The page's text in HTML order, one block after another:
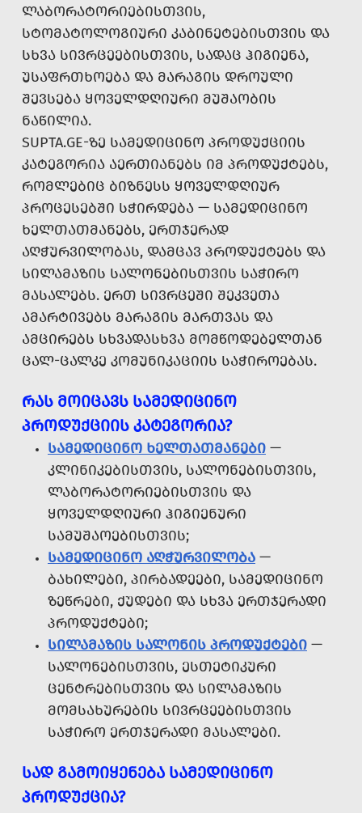
ᲚᲐᲑᲝᲠᲐᲢᲝᲠᲘᲔᲑᲘᲡᲗᲕᲘᲡ,
ᲡᲢᲝᲛᲐᲢᲝᲚᲝᲒᲘᲣᲠᲘ ᲙᲐᲑᲘᲜᲔᲢᲔᲑᲘᲡᲗᲕᲘᲡ ᲓᲐ
ᲡᲮᲕᲐ ᲡᲘᲕᲠᲪᲔᲔᲑᲘᲡᲗᲕᲘᲡ, ᲡᲐᲓᲐᲪ ᲰᲘᲒᲘᲔᲜᲐ,
ᲣᲡᲐᲤᲠᲗᲮᲝᲔᲑᲐ ᲓᲐ ᲛᲐᲠᲐᲒᲘᲡ ᲓᲠᲝᲣᲚᲘ
ᲨᲔᲕᲡᲔᲑᲐ ᲧᲝᲕᲔᲚᲓᲦᲘᲣᲠᲘ ᲛᲣᲨᲐᲝᲑᲘᲡ
ᲜᲐᲬᲘᲚᲘᲐ.
SUPTA.GE-ᲖᲔ ᲡᲐᲛᲔᲓᲘᲪᲘᲜᲝ ᲞᲠᲝᲓᲣᲥᲪᲘᲘᲡ
ᲙᲐᲢᲔᲒᲝᲠᲘᲐ ᲐᲔᲠᲗᲘᲐᲜᲔᲑᲡ ᲘᲛ ᲞᲠᲝᲓᲣᲥᲢᲔᲑᲡ,
ᲠᲝᲛᲚᲔᲑᲘᲪ ᲑᲘᲖᲜᲔᲡᲡ ᲧᲝᲕᲔᲚᲓᲦᲘᲣᲠ
ᲞᲠᲝᲪᲔᲡᲔᲑᲨᲘ ᲡᲭᲘᲠᲓᲔᲑᲐ — ᲡᲐᲛᲔᲓᲘᲪᲘᲜᲝ
ᲮᲔᲚᲗᲐᲗᲛᲐᲜᲔᲑᲡ, ᲔᲠᲗᲯᲔᲠᲐᲓ
ᲐᲦᲭᲣᲠᲕᲘᲚᲝᲑᲐᲡ, ᲓᲐᲛᲪᲐᲕ ᲞᲠᲝᲓᲣᲥᲢᲔᲑᲡ ᲓᲐ
ᲡᲘᲚᲐᲛᲐᲖᲘᲡ ᲡᲐᲚᲝᲜᲔᲑᲘᲡᲗᲕᲘᲡ ᲡᲐᲭᲘᲠᲝ
ᲛᲐᲡᲐᲚᲔᲑᲡ. ᲔᲠᲗ ᲡᲘᲕᲠᲪᲔᲨᲘ ᲨᲔᲙᲕᲔᲗᲐ
ᲐᲛᲐᲠᲢᲘᲕᲔᲑᲡ ᲛᲐᲠᲐᲒᲘᲡ ᲛᲐᲠᲗᲕᲐᲡ ᲓᲐ
ᲐᲛᲪᲘᲠᲔᲑᲡ ᲡᲮᲕᲐᲓᲐᲡᲮᲕᲐ ᲛᲝᲛᲬᲝᲓᲔᲑᲔᲚᲗᲐᲜ
ᲪᲐᲚ-ᲪᲐᲚᲙᲔ ᲙᲝᲛᲣᲜᲘᲙᲐᲪᲘᲘᲡ ᲡᲐᲭᲘᲠᲝᲔᲑᲐᲡ.
ᲠᲐᲡ ᲛᲝᲘᲪᲐᲕᲡ ᲡᲐᲛᲔᲓᲘᲪᲘᲜᲝ
ᲞᲠᲝᲓᲣᲥᲪᲘᲘᲡ ᲙᲐᲢᲔᲒᲝᲠᲘᲐ?
ᲡᲐᲛᲔᲓᲘᲪᲘᲜᲝ ᲮᲔᲚᲗᲐᲗᲛᲐᲜᲔᲑᲘ —
ᲙᲚᲘᲜᲘᲙᲔᲑᲘᲡᲗᲕᲘᲡ, ᲡᲐᲚᲝᲜᲔᲑᲘᲡᲗᲕᲘᲡ,
ᲚᲐᲑᲝᲠᲐᲢᲝᲠᲘᲔᲑᲘᲡᲗᲕᲘᲡ ᲓᲐ
ᲧᲝᲕᲔᲚᲓᲦᲘᲣᲠᲘ ᲰᲘᲒᲘᲔᲜᲣᲠᲘ
ᲡᲐᲛᲣᲨᲐᲝᲔᲑᲘᲡᲗᲕᲘᲡ;
ᲡᲐᲛᲔᲓᲘᲪᲘᲜᲝ ᲐᲦᲭᲣᲠᲕᲘᲚᲝᲑᲐ —
ᲑᲐᲮᲘᲚᲔᲑᲘ, ᲞᲘᲠᲑᲐᲓᲔᲔᲑᲘ, ᲡᲐᲛᲔᲓᲘᲪᲘᲜᲝ
ᲖᲔᲬᲠᲔᲑᲘ, ᲥᲣᲓᲔᲑᲘ ᲓᲐ ᲡᲮᲕᲐ ᲔᲠᲗᲯᲔᲠᲐᲓᲘ
ᲞᲠᲝᲓᲣᲥᲢᲔᲑᲘ;
ᲡᲘᲚᲐᲛᲐᲖᲘᲡ ᲡᲐᲚᲝᲜᲘᲡ ᲞᲠᲝᲓᲣᲥᲢᲔᲑᲘ —
ᲡᲐᲚᲝᲜᲔᲑᲘᲡᲗᲕᲘᲡ, ᲔᲡᲗᲔᲢᲘᲙᲣᲠᲘ
ᲪᲔᲜᲢᲠᲔᲑᲘᲡᲗᲕᲘᲡ ᲓᲐ ᲡᲘᲚᲐᲛᲐᲖᲘᲡ
ᲛᲝᲛᲡᲐᲮᲣᲠᲔᲑᲘᲡ ᲡᲘᲕᲠᲪᲔᲔᲑᲘᲡᲗᲕᲘᲡ
ᲡᲐᲭᲘᲠᲝ ᲔᲠᲗᲯᲔᲠᲐᲓᲘ ᲛᲐᲡᲐᲚᲔᲑᲘ.
ᲡᲐᲓ ᲒᲐᲛᲝᲘᲧᲔᲜᲔᲑᲐ ᲡᲐᲛᲔᲓᲘᲪᲘᲜᲝ
ᲞᲠᲝᲓᲣᲥᲪᲘᲐ?